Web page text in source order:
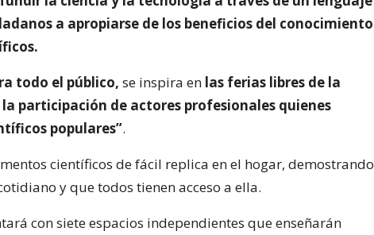
a apropiarse de los beneficios del conocimiento
todo el público, se inspira en las ferias libres de la
participación de actores profesionales quienes
populares”.
científicos de fácil replica en el hogar, demostrando
y que todos tienen acceso a ella.
con siete espacios independientes que enseñarán